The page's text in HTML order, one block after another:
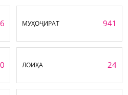
МУҲОҶИРАТ 941
ЛОИҲА 24